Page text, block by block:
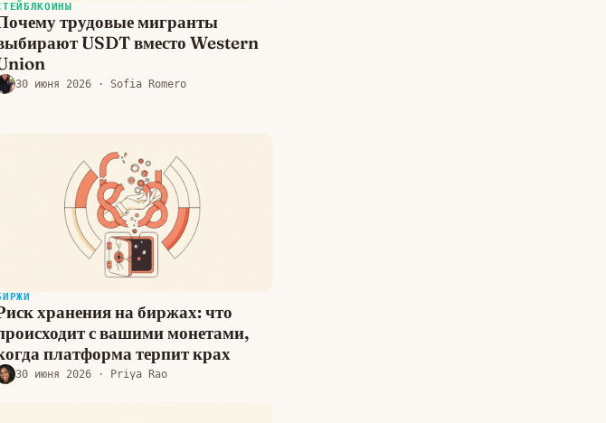
трудовые мигранты
USDT вместо Western
30 июня 2026 · Sofia Romero
хранения на биржах: что
с вашими монетами,
платформа терпит крах
30 июня 2026 · Priya Rao